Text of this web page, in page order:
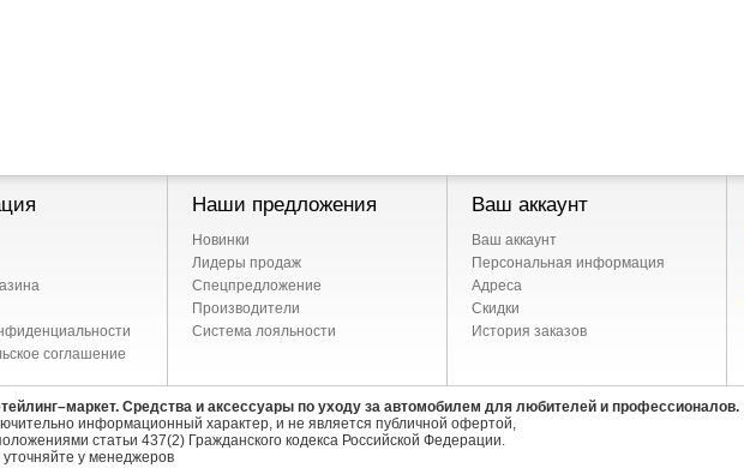
соглашение
Наши предложения
Новинки
Лидеры продаж
Спецпредложение
Производители
Система лояльности
Ваш аккаунт
Ваш аккаунт
Персональная информация
Адреса
Скидки
История заказов
Средства и аксессуары по уходу за автомобилем для любителей и профессионалов.
информационный характер, и не является публичной офертой,
статьи 437(2) Гражданского кодекса Российской Федерации.
у менеджеров